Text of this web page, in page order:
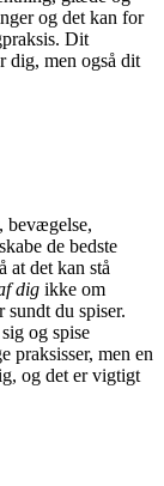
og det kan for
Dit
dig, men også dit
bevægelse,
de bedste
det kan stå
dig ikke om
du spiser.
og spise
praksisser, men en
og det er vigtigt